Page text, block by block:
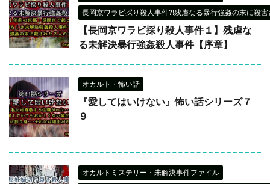
長岡京ワラビ採り殺人事件?!残虐なる暴行強姦の末に殺
【長岡京ワラビ採り殺人事件１】残虐な
る未解決暴行強姦殺人事件【序章】
オカルト・怖い話
『愛してはいけない』怖い話シリーズ７
９
オカルトミステリー・未解決事件ファイル